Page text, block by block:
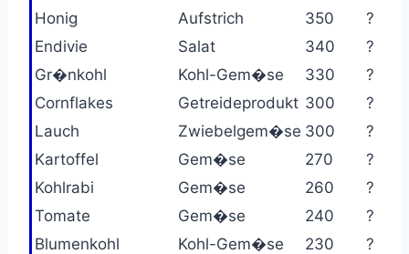
Honig
Aufstrich 350
?
Endivie
Salat 340
?
Gr�nkohl
Kohl-Gem�se 330
?
Cornflakes
Getreideprodukt 300
?
Lauch
Zwiebelgem�se 300
?
Kartoffel
Gem�se 270
?
Kohlrabi
Gem�se 260
?
Tomate
Gem�se 240
?
Blumenkohl
Kohl-Gem�se 230
?